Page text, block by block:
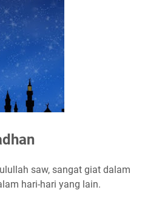
saw, sangat giat dalam
hari-hari yang lain.